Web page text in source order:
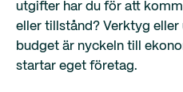
utgifter har du för att
eller tillstånd? Verktyg
budget är nyckeln till
startar eget företag.